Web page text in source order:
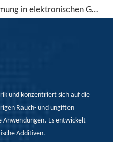
Die Zukunft der Flammhemmung in elektronischen Gehäusen: Aktuelle Lösungen und neue Technologien
und konzentriert sich auf die
Rauch- und ungiften
Anwendungen. Es entwickelt
Additiven.